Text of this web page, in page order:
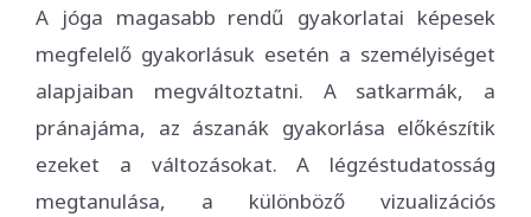
A jóga magasabb rendű gyakorlatai képesek
megfelelő gyakorlásuk esetén a személyiséget
alapjaiban megváltoztatni. A satkarmák, a
pránajáma, az ászanák gyakorlása előkészítik
ezeket a változásokat. A légzéstudatosság
megtanulása, a különböző vizualizációs